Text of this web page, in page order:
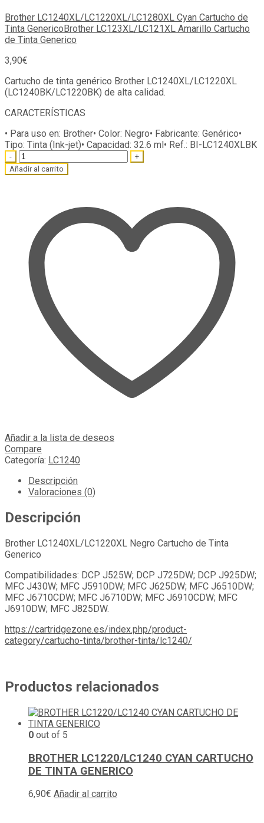
Brother LC1240XL/LC1220XL/LC1280XL Cyan Cartucho de
Tinta Generico Brother LC123XL/LC121XL Amarillo Cartucho
de Tinta Generico
3,90€
Cartucho de tinta genérico Brother LC1240XL/LC1220XL
(LC1240BK/LC1220BK) de alta calidad.
CARACTERÍSTICAS
• Para uso en: Brother• Color: Negro• Fabricante: Genérico•
Tipo: Tinta (Ink-jet)• Capacidad: 32.6 ml • Ref.: BI-LC1240XLBK
Quantity
Añadir al carrito
Añadir a la lista de deseos
Compare
Categoría: LC1240
Descripción
Valoraciones (0)
Descripción
Brother LC1240XL/LC1220XL Negro Cartucho de Tinta
Generico
Compatibilidades: DCP J525W; DCP J725DW; DCP J925DW;
MFC J430W; MFC J5910DW; MFC J625DW; MFC J6510DW;
MFC J6710CDW; MFC J6710DW; MFC J6910CDW; MFC
J6910DW; MFC J825DW.
https://cartridgezone.es/index.php/product-
category/cartucho-tinta/brother-tinta/lc1240/
Productos relacionados
0 out of 5
BROTHER LC1220/LC1240 CYAN CARTUCHO
DE TINTA GENERICO
6,90€ Añadir al carrito